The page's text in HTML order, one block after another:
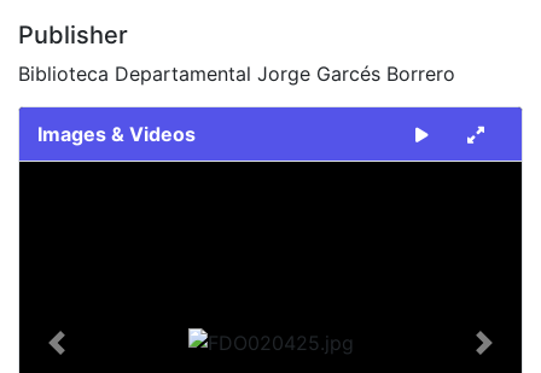
Publisher
Biblioteca Departamental Jorge Garcés Borrero
Images & Videos
Previous Next